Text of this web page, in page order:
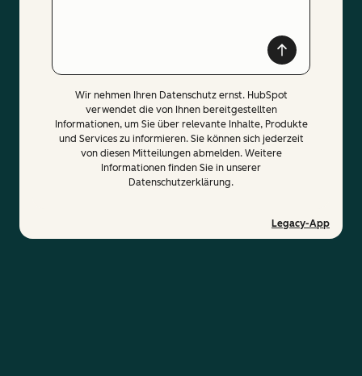
Wir nehmen Ihren Datenschutz ernst. HubSpot
verwendet die von Ihnen bereitgestellten
Informationen, um Sie über relevante Inhalte, Produkte
und Services zu informieren. Sie können sich jederzeit
von diesen Mitteilungen abmelden. Weitere
Informationen finden Sie in unserer
Datenschutzerklärung.
Legacy-App